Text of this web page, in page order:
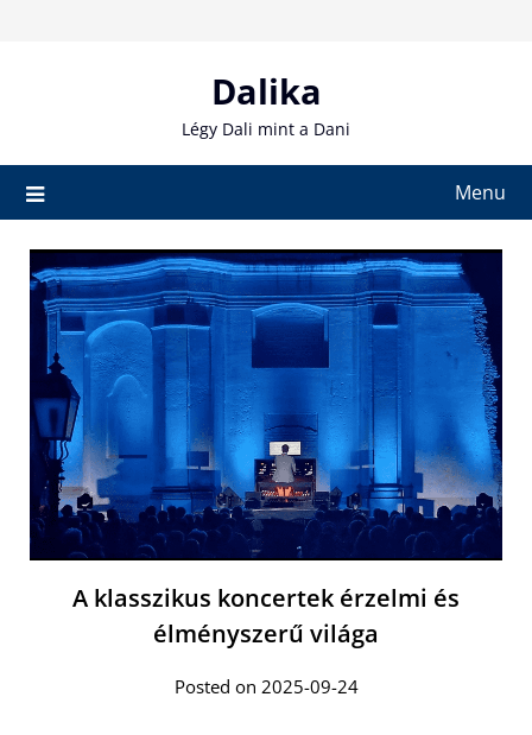
Dalika
Légy Dali mint a Dani
Menu
A klasszikus koncertek érzelmi és
élményszerű világa
Posted on 2025-09-24